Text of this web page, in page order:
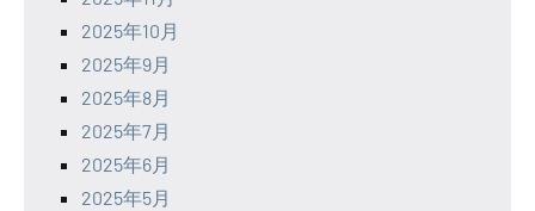
2025年10月
2025年9月
2025年8月
2025年7月
2025年6月
2025年5月